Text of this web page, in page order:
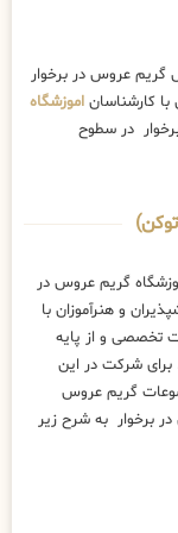
عروس در برخوار
کارشناسان اموزشگاه
در سطوح
توکن)
گریم عروس در
و هنرآموزان با
تخصصی و از پایه
شرکت در این
گریم عروس
برخوار به شرح زیر